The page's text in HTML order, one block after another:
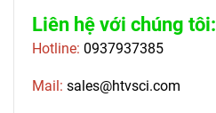
Liên hệ với chúng tôi:
Hotline: 0937937385
Mail: sales@htvsci.com